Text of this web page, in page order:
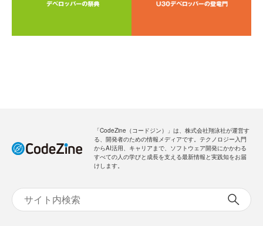
「CodeZine（コードジン）」は、株式会社翔泳社が運営す
る、開発者のための情報メディアです。テクノロジー入門
からAI活用、キャリアまで、ソフトウェア開発にかかわる
すべての人の学びと成長を支える最新情報と実践知をお届
けします。